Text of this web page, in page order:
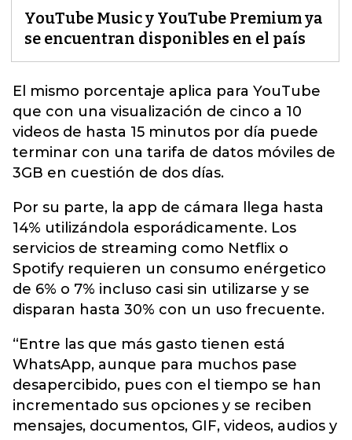
YouTube Music y YouTube Premium ya
se encuentran disponibles en el país
El mismo porcentaje aplica para YouTube
que con una visualización de cinco a 10
videos de hasta 15 minutos por día puede
terminar con una tarifa de datos móviles de
3GB en cuestión de dos días.
Por su parte, la app de cámara llega hasta
14% utilizándola esporádicamente. Los
servicios de streaming como Netflix o
Spotify requieren un consumo enérgetico
de 6% o 7% incluso casi sin utilizarse y se
disparan hasta 30% con un uso frecuente.
“Entre las que más gasto tienen está
WhatsApp, aunque para muchos pase
desapercibido, pues con el tiempo se han
incrementado sus opciones y se reciben
mensajes, documentos, GIF, videos, audios y